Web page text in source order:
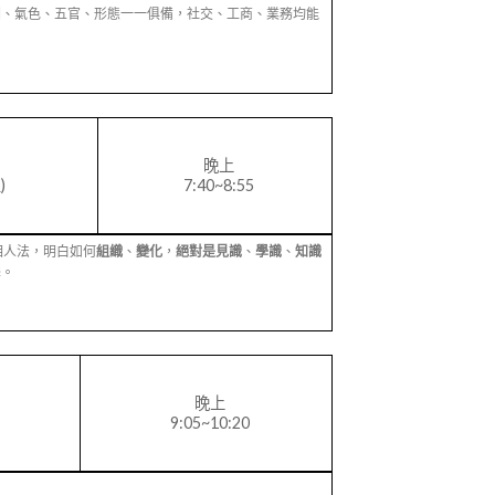
氣色、五官、形態一一俱備，社交、工商、業務均能
晚上
7:40~8:55
法，明白如何組織 、 變化 ， 絕對是見識 、 學識 、 知識
晚上
9:05~10:20